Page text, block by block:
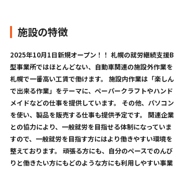
施設の特徴
2025年10月1日新規オープン！！ 札幌の就労継続支援B
型事業所ではほとんどない、自動車関連の施設外作業を
札幌で一番高い工賃で働けます。 施設内作業は「楽しん
で出来る作業」をテーマに、ペーパークラフトやハンド
メイドなどの仕事を提供しています。 その他、パソコン
を使い、製品を販売する仕事も提供予定です。 関連企業
との協力により、一般就労を目指せる体制になっていま
すので、一般就労を目指す方にはより働きやすい環境を
整えております。 頑張る方にも、自分のペースでのんび
りと働きたい方にもどのような方にも利用しやすい事業